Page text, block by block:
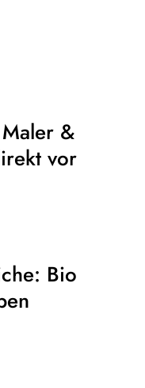
&
vor
Bio